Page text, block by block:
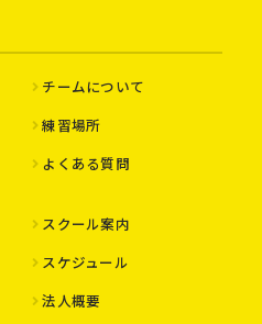
チームについて
練習場所
よくある質問
スクール案内
スケジュール
法人概要